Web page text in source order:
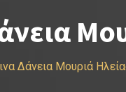
Δάνεια Μουριά